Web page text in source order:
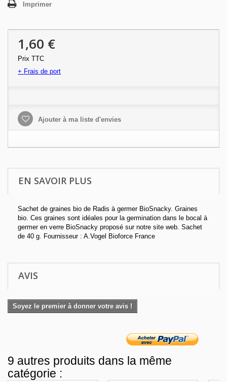
Imprimer
1,60 €
Prix TTC
+ Frais de port
Ajouter à ma liste d'envies
EN SAVOIR PLUS
Sachet de graines bio de Radis à germer BioSnacky. Graines
bio. Ces graines sont idéales pour la germination dans le bocal à
germer en verre BioSnacky proposé sur notre site web. Sachet
de 40 g. Fournisseur : A.Vogel Bioforce France
AVIS
Soyez le premier à donner votre avis !
9 autres produits dans la même
catégorie :